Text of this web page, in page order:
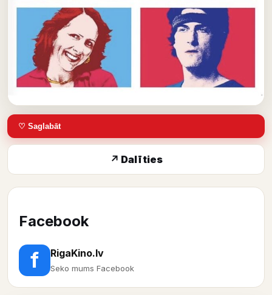
♡ Saglabāt
↗ Dalīties
Facebook
f RigaKino.lv
Seko mums Facebook